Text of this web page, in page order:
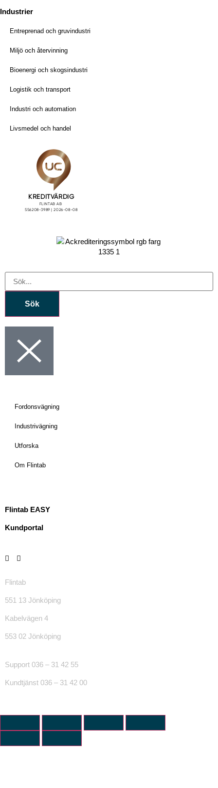
Industrier
Entreprenad och gruvindustri
Miljö och återvinning
Bioenergi och skogsindustri
Logistik och transport
Industri och automation
Livsmedel och handel
Sök
Fordonsvägning
Industrivägning
Utforska
Om Flintab
Flintab EASY
Kundportal
Flintab
551 13 Jönköping
Kabelvägen 4
553 02 Jönköping
Support 036 – 31 42 55
Kundtjänst 036 – 31 42 00